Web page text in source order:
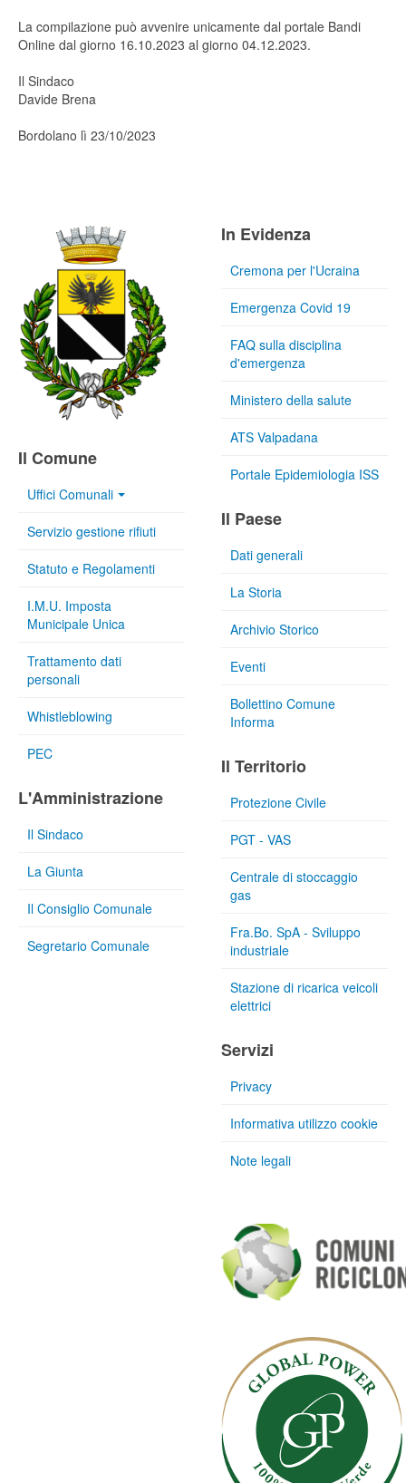
La compilazione può avvenire unicamente dal portale Bandi
Online dal giorno 16.10.2023 al giorno 04.12.2023.
Il Sindaco
Davide Brena
Bordolano lì 23/10/2023
Il Comune
Uffici Comunali
Servizio gestione rifiuti
Statuto e Regolamenti
I.M.U. Imposta
Municipale Unica
Trattamento dati
personali
Whistleblowing
PEC
L'Amministrazione
Il Sindaco
La Giunta
Il Consiglio Comunale
Segretario Comunale
In Evidenza
Cremona per l'Ucraina
Emergenza Covid 19
FAQ sulla disciplina
d'emergenza
Ministero della salute
ATS Valpadana
Portale Epidemiologia ISS
Il Paese
Dati generali
La Storia
Archivio Storico
Eventi
Bollettino Comune
Informa
Il Territorio
Protezione Civile
PGT - VAS
Centrale di stoccaggio
gas
Fra.Bo. SpA - Sviluppo
industriale
Stazione di ricarica veicoli
elettrici
Servizi
Privacy
Informativa utilizzo cookie
Note legali